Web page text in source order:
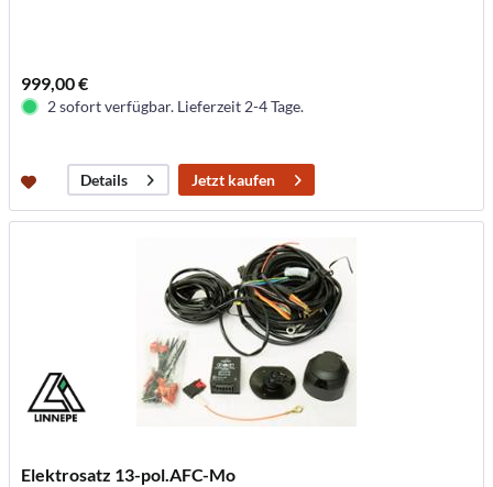
999,00 €
2 sofort verfügbar. Lieferzeit 2-4 Tage.
Details Jetzt kaufen
Elektrosatz 13-pol.AFC-Mo